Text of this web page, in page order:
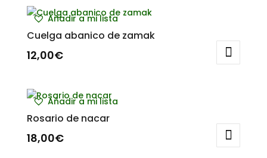
Añadir a mi lista
Cuelga abanico de zamak
12,00€
Añadir a mi lista
Rosario de nacar
18,00€